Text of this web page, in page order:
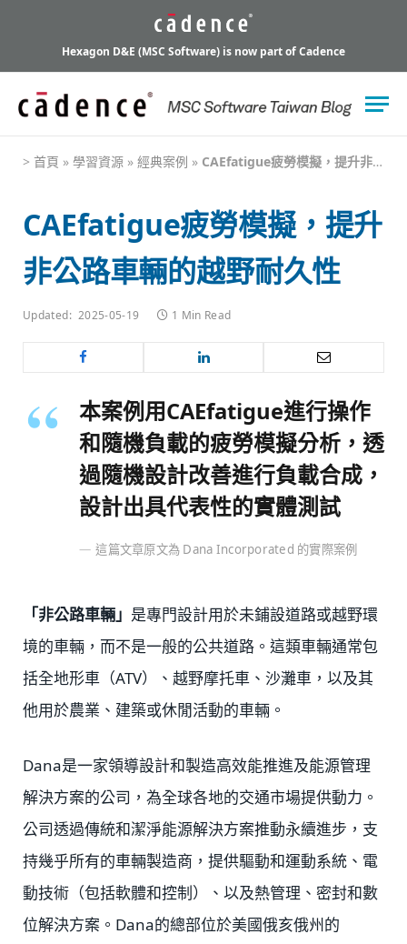
Hexagon D&E (MSC Software) is now part of Cadence
> 首頁 » 學習資源 » 經典案例 » CAEfatigue疲勞模擬，提升非公路車輛的越野耐久性
CAEfatigue疲勞模擬，提升
非公路車輛的越野耐久性
Updated: 2025-05-19 1 Min Read
本案例用CAEfatigue進行操作
和隨機負載的疲勞模擬分析，透
過隨機設計改善進行負載合成，
設計出具代表性的實體測試
這篇文章原文為 Dana Incorporated 的實際案例
「非公路車輛」 是專門設計用於未鋪設道路或越野環
境的車輛，而不是一般的公共道路。這類車輛通常包
括全地形車（ATV）、越野摩托車、沙灘車，以及其
他用於農業、建築或休閒活動的車輛。
Dana是一家領導設計和製造高效能推進及能源管理
解決方案的公司，為全球各地的交通市場提供動力。
公司透過傳統和潔淨能源解決方案推動永續進步，支
持幾乎所有的車輛製造商，提供驅動和運動系統、電
動技術（包括軟體和控制）、以及熱管理、密封和數
位解決方案。Dana的總部位於美國俄亥俄州的